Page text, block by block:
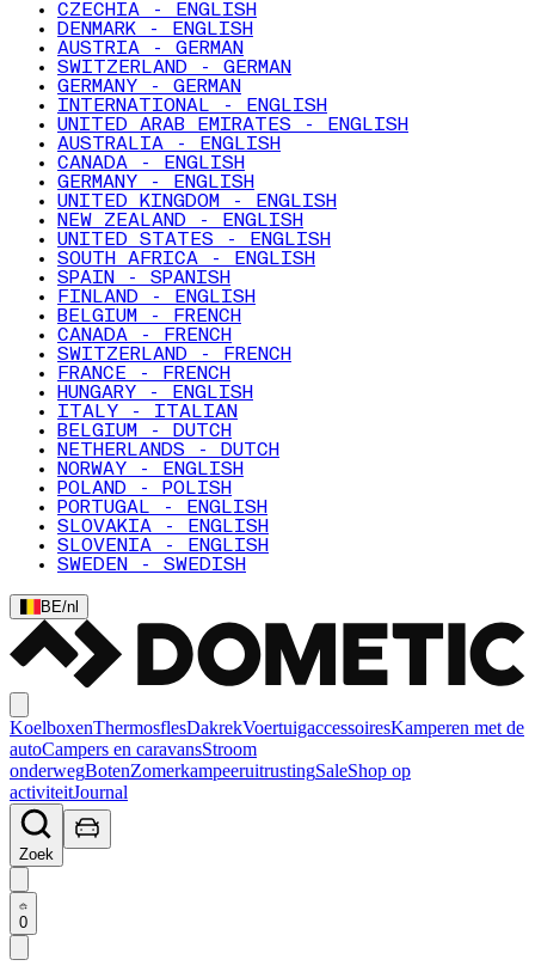
CZECHIA - ENGLISH
DENMARK - ENGLISH
AUSTRIA - GERMAN
SWITZERLAND - GERMAN
GERMANY - GERMAN
INTERNATIONAL - ENGLISH
UNITED ARAB EMIRATES - ENGLISH
AUSTRALIA - ENGLISH
CANADA - ENGLISH
GERMANY - ENGLISH
UNITED KINGDOM - ENGLISH
NEW ZEALAND - ENGLISH
UNITED STATES - ENGLISH
SOUTH AFRICA - ENGLISH
SPAIN - SPANISH
FINLAND - ENGLISH
BELGIUM - FRENCH
CANADA - FRENCH
SWITZERLAND - FRENCH
FRANCE - FRENCH
HUNGARY - ENGLISH
ITALY - ITALIAN
BELGIUM - DUTCH
NETHERLANDS - DUTCH
NORWAY - ENGLISH
POLAND - POLISH
PORTUGAL - ENGLISH
SLOVAKIA - ENGLISH
SLOVENIA - ENGLISH
SWEDEN - SWEDISH
BE/nl
KoelboxenThermosflesDakrekVoertuigaccessoiresKamperen met de
autoCampers en caravansStroom
onderwegBotenZomerkampeeruitrustingSaleShop op
activiteitJournal
Zoek
0